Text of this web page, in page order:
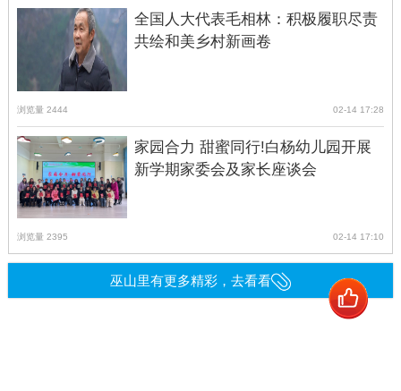
全国人大代表毛相林：积极履职尽责
共绘和美乡村新画卷
浏览量 2444 02-14 17:28
家园合力 甜蜜同行!白杨幼儿园开展
新学期家委会及家长座谈会
浏览量 2395 02-14 17:10
巫山里有更多精彩，去看看